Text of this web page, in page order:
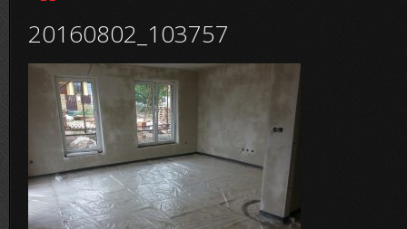
20160802_103757